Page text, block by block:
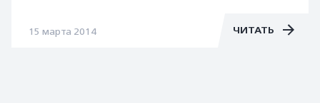
15 марта 2014 ЧИТАТЬ